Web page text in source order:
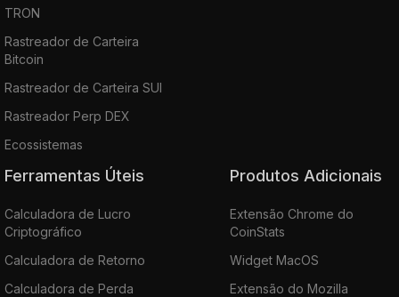
TRON
Rastreador de Carteira
Bitcoin
Rastreador de Carteira SUI
Rastreador Perp DEX
Ecossistemas
Ferramentas Úteis
Calculadora de Lucro
Criptográfico
Calculadora de Retorno
Calculadora de Perda
Produtos Adicionais
Extensão Chrome do
CoinStats
Widget MacOS
Extensão do Mozilla